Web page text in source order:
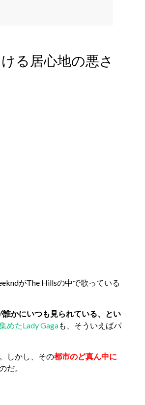
る居心地の悪さ
がThe Hillsの中で歌っている
誰かにいつも見られている、とい
めたLady Gagaも、そういえばパ
しかし、その都市のど真ん中に
だ。